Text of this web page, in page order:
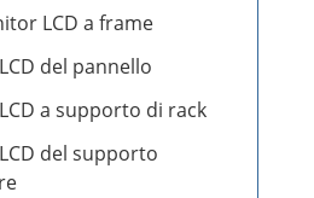
LCD a frame
del pannello
a supporto di rack
del supporto